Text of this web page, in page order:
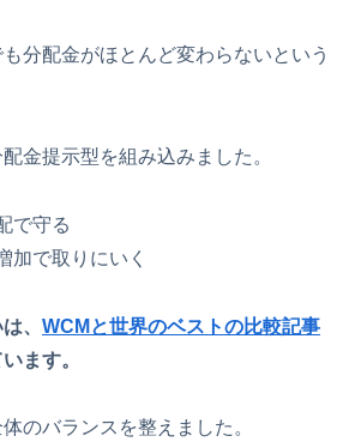
分配金がほとんど変わらないという
金提示型を組み込みました。
で守る
加で取りにいく
、 WCMと世界のベストの比較記事
ます。
のバランスを整えました。